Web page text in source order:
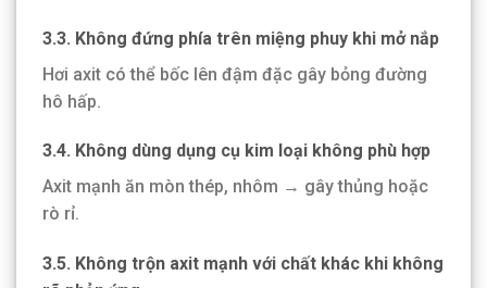
3.3. Không đứng phía trên miệng phuy khi mở nắp
Hơi axit có thể bốc lên đậm đặc gây bỏng đường
hô hấp.
3.4. Không dùng dụng cụ kim loại không phù hợp
Axit mạnh ăn mòn thép, nhôm → gây thủng hoặc
rò rỉ.
3.5. Không trộn axit mạnh với chất khác khi không